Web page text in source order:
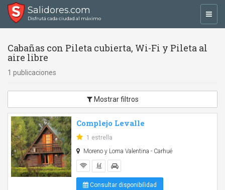
Salidores.com
Disfrutá cada ciudad al máximo
Cabañas con Pileta cubierta, Wi-Fi y Pileta al
aire libre
1 publicaciones
Mostrar filtros
Complejo Levalle
1 estrella
Moreno y Loma Valentina - Carhué
Consultar disponibilidad